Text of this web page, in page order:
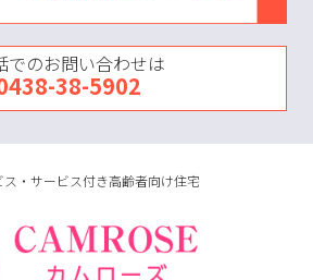
でのお問い合わせは
38-5902
ス・サービス付き高齢者向け住宅